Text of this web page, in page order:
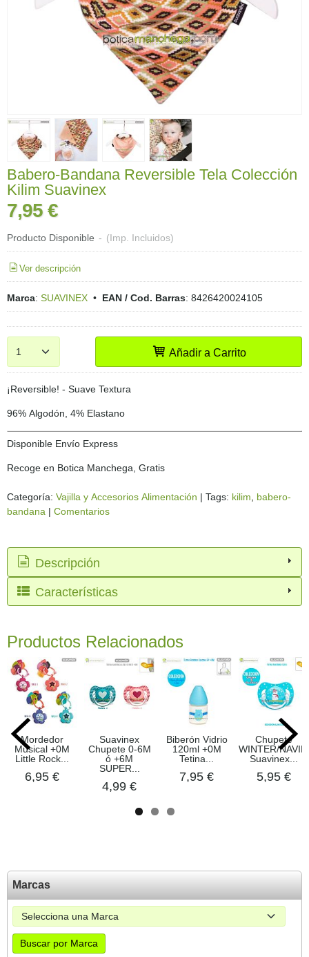
Marcas
Babero-Bandana Reversible Tela Colección
Kilim Suavinex
7,95 €
Producto Disponible - (Imp. Incluidos)
Ver descripción
Marca: SUAVINEX • EAN / Cod. Barras: 8426420024105
Añadir a Carrito
¡Reversible! - Suave Textura
96% Algodón, 4% Elastano
Disponible Envío Express
Recoge en Botica Manchega, Gratis
Categoría: Vajilla y Accesorios Alimentación | Tags: kilim
babero-
bandana | Comentarios
Descripción
Características
Productos Relacionados
Mordedor
Musical +0M
Little Rock...
6,95 €
Suavinex
Chupete 0-6M
ó +6M
SUPER...
4,99 €
Biberón Vidrio
120ml +0M
Tetina...
7,95 €
Chupete
WINTER/
Suavinex...
5,95 €